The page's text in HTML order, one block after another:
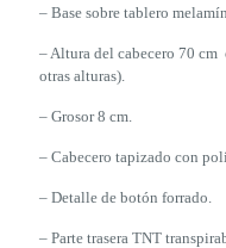
– Base sobre tablero
– Altura del cabecero 70
otras alturas).
– Grosor 8 cm.
– Cabecero tapizado con
– Detalle de botón forrado.
– Parte trasera TNT